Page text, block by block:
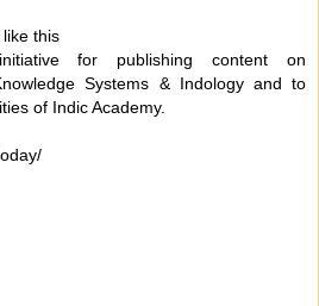
this
for publishing content on
Systems & Indology and to
of Indic Academy.